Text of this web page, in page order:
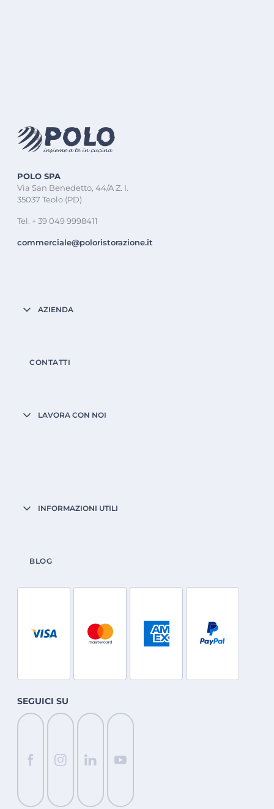
POLO SPA
Via San Benedetto, 44/A Z. I.
35037 Teolo (PD)
Tel. + 39 049 9998411
commerciale@poloristorazione.it
AZIENDA
CONTATTI
LAVORA CON NOI
INFORMAZIONI UTILI
BLOG
SEGUICI SU